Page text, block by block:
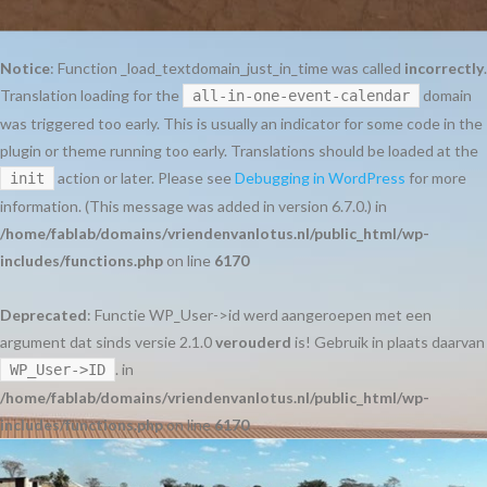
Notice: Function _load_textdomain_just_in_time was called incorrectly.
Translation loading for the
all-in-one-event-calendar
domain
was triggered too early. This is usually an indicator for some code in the
plugin or theme running too early. Translations should be loaded at the
init action or later. Please seeDebugging in WordPress for more
information. (This message was added in version 6.7.0.) in
/home/fablab/domains/vriendenvanlotus.nl/public_html/wp-
includes/functions.php on line 6170
Deprecated: Functie WP_User->id werd aangeroepen met een
argument dat sinds versie 2.1.0verouderd is! Gebruik in plaats daarvan
WP_User->ID
. in
/home/fablab/domains/vriendenvanlotus.nl/public_html/wp-
includes/functions.phpon line6170
Ga
naar